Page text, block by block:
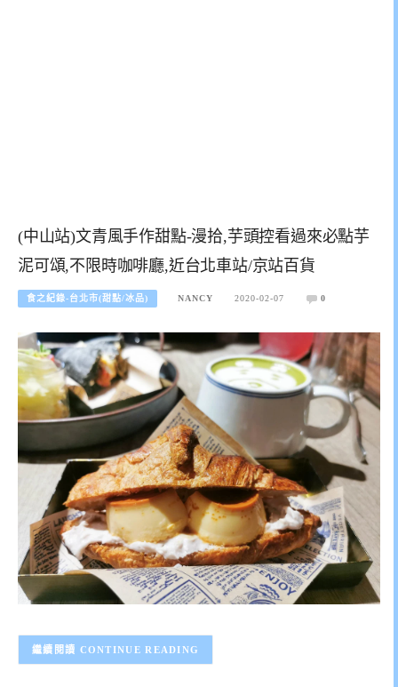
(中山站)文青風手作甜點-漫拾,芋頭控看過來必點芋
泥可頌,不限時咖啡廳,近台北車站/京站百貨
食之紀錄-台北市(甜點/冰品) NANCY 2020-02-07 0
CONTINUE READING